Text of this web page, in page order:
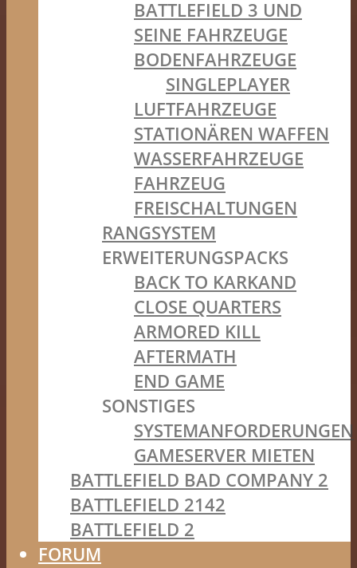
BATTLEFIELD 3 UND
SEINE FAHRZEUGE
BODENFAHRZEUGE
SINGLEPLAYER
LUFTFAHRZEUGE
STATIONÄREN WAFFEN
WASSERFAHRZEUGE
FAHRZEUG
FREISCHALTUNGEN
RANGSYSTEM
ERWEITERUNGSPACKS
BACK TO KARKAND
CLOSE QUARTERS
ARMORED KILL
AFTERMATH
END GAME
SONSTIGES
SYSTEMANFORDERUNGEN
GAMESERVER MIETEN
BATTLEFIELD BAD COMPANY 2
BATTLEFIELD 2142
BATTLEFIELD 2
FORUM